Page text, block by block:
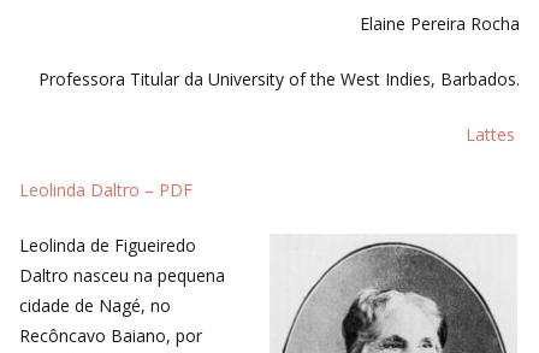
Elaine Pereira Rocha
Professora Titular da University of the West Indies, Barbados.
Lattes
Leolinda Daltro – PDF
Leolinda de Figueiredo
Daltro nasceu na pequena
cidade de Nagé, no
Recôncavo Baiano, por